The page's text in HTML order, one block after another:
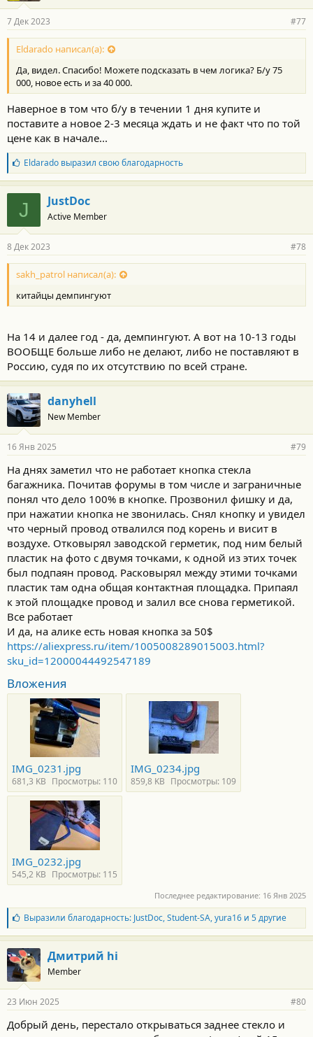
7 Дек 2023 #77
Eldarado написал(а):
Да, видел. Спасибо! Можете подсказать в чем логика? Б/у 75
000, новое есть и за 40 000.
Наверное в том что б/у в течении 1 дня купите и
поставите а новое 2-3 месяца ждать и не факт что по той
цене как в начале...
Б
л
а
г
о
д
а
н
о
с
и
:
Eldaradoвыразил свою благодарность
J JustDoc
Active Member
8 Дек 2023 #78
sakh_patrol написал(а):
китайцы демпингуют
На 14 и далее год - да, демпингуют. А вот на 10-13 годы
ВООБЩЕ больше либо не делают, либо не поставляют в
Россию, судя по их отсутствию по всей стране.
danyhell
New Member
16 Янв 2025 #79
На днях заметил что не работает кнопка стекла
багажника. Почитав форумы в том числе и заграничные
понял что дело 100% в кнопке. Прозвонил фишку и да,
при нажатии кнопка не звонилась. Снял кнопку и увидел
что черный провод отвалился под корень и висит в
воздухе. Отковырял заводской герметик, под ним белый
пластик на фото с двумя точками, к одной из этих точек
был подпаян провод. Расковырял между этими точками
пластик там одна общая контактная площадка. Припаял
к этой площадке провод и залил все снова герметикой.
Все работает
И да, на алике есть новая кнопка за 50$
https://aliexpress.ru/item/1005008289015003.html?
sku_id=12000044492547189
Вложения
IMG_0231.jpg
681,3 KB Просмотры: 110
IMG_0234.jpg
859,8 KB Просмотры: 109
IMG_0232.jpg
545,2 KB Просмотры: 115
Последнее редактирование: 16 Янв 2025
Б
л
а
г
о
д
а
н
о
с
Выразили благодарность: JustDoc,Student-SA,yura16и 5 другие
Дмитрий hi
Member
23 Июн 2025 #80
Добрый день, перестало открываться заднее стекло и